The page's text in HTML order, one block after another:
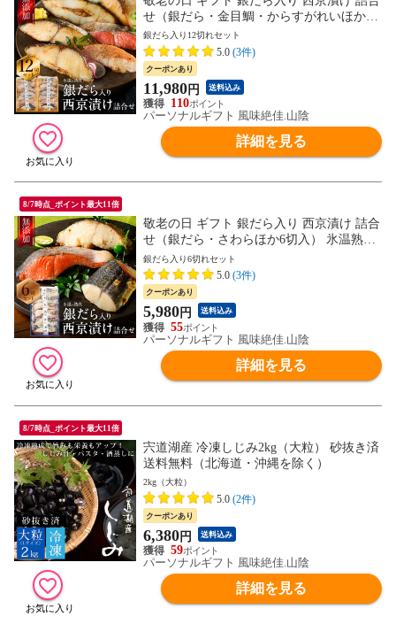
せ（銀だら・金目鯛・からすがれいほか12
切入） 氷温熟成 無添加 漬け魚 個包包装
海鮮 魚 ギフト 送料無料（北海道・沖縄を
除く）
銀だら入り12切れセット
5.0 (3件)
クーポンあり
11,980円 送料込み
110
パーソナルギフト 風味絶佳.山陰
詳細を見る
8/7時点_ポイント最大11倍
敬老の日 ギフト 銀だら入り 西京漬け 詰合
せ（銀だら・さわらほか6切入） 氷温熟成
無添加 漬け魚 個包包装 海鮮 魚 ギフト 送
料無料（北海道・沖縄を除く）
銀だら入り6切れセット
5.0 (3件)
クーポンあり
5,980円 送料込み
55
パーソナルギフト 風味絶佳.山陰
詳細を見る
8/7時点_ポイント最大11倍
宍道湖産 冷凍しじみ2kg（大粒） 砂抜き済
送料無料（北海道・沖縄を除く）
2kg（大粒）
5.0 (2件)
クーポンあり
6,380円 送料込み
59
パーソナルギフト 風味絶佳.山陰
詳細を見る